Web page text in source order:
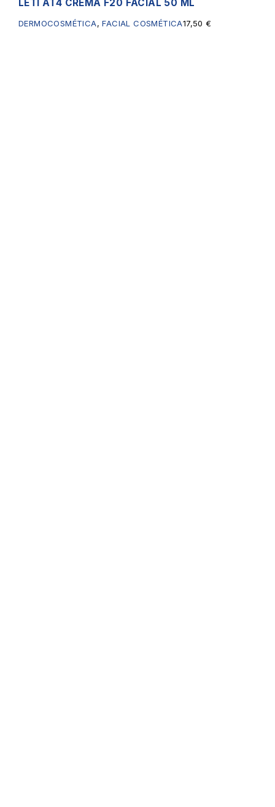
LETI AT4 CREMA F20 FACIAL 50 ML
DERMOCOSMÉTICA,FACIAL COSMÉTICA17,50€